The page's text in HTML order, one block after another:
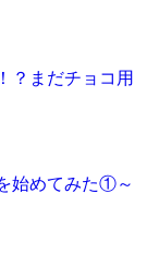
？まだチョコ用
始めてみた①～